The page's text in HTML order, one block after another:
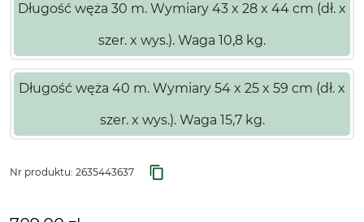
Długość węża 30 m. Wymiary 43 x 28 x 44 cm (dł. x
szer. x wys.). Waga 10,8 kg.
Długość węża 40 m. Wymiary 54 x 25 x 59 cm (dł. x
szer. x wys.). Waga 15,7 kg.
Nr produktu: 2635443637